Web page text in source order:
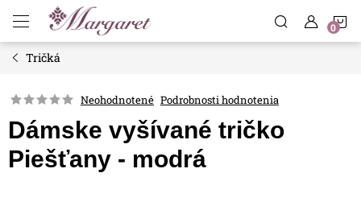
obsah
Tričká
Neohodnotené Podrobnosti hodnotenia
Dámske vyšívané tričko
Piešťany - modrá